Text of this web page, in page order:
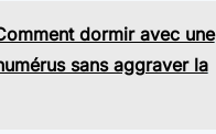
dormir avec une
sans aggraver la